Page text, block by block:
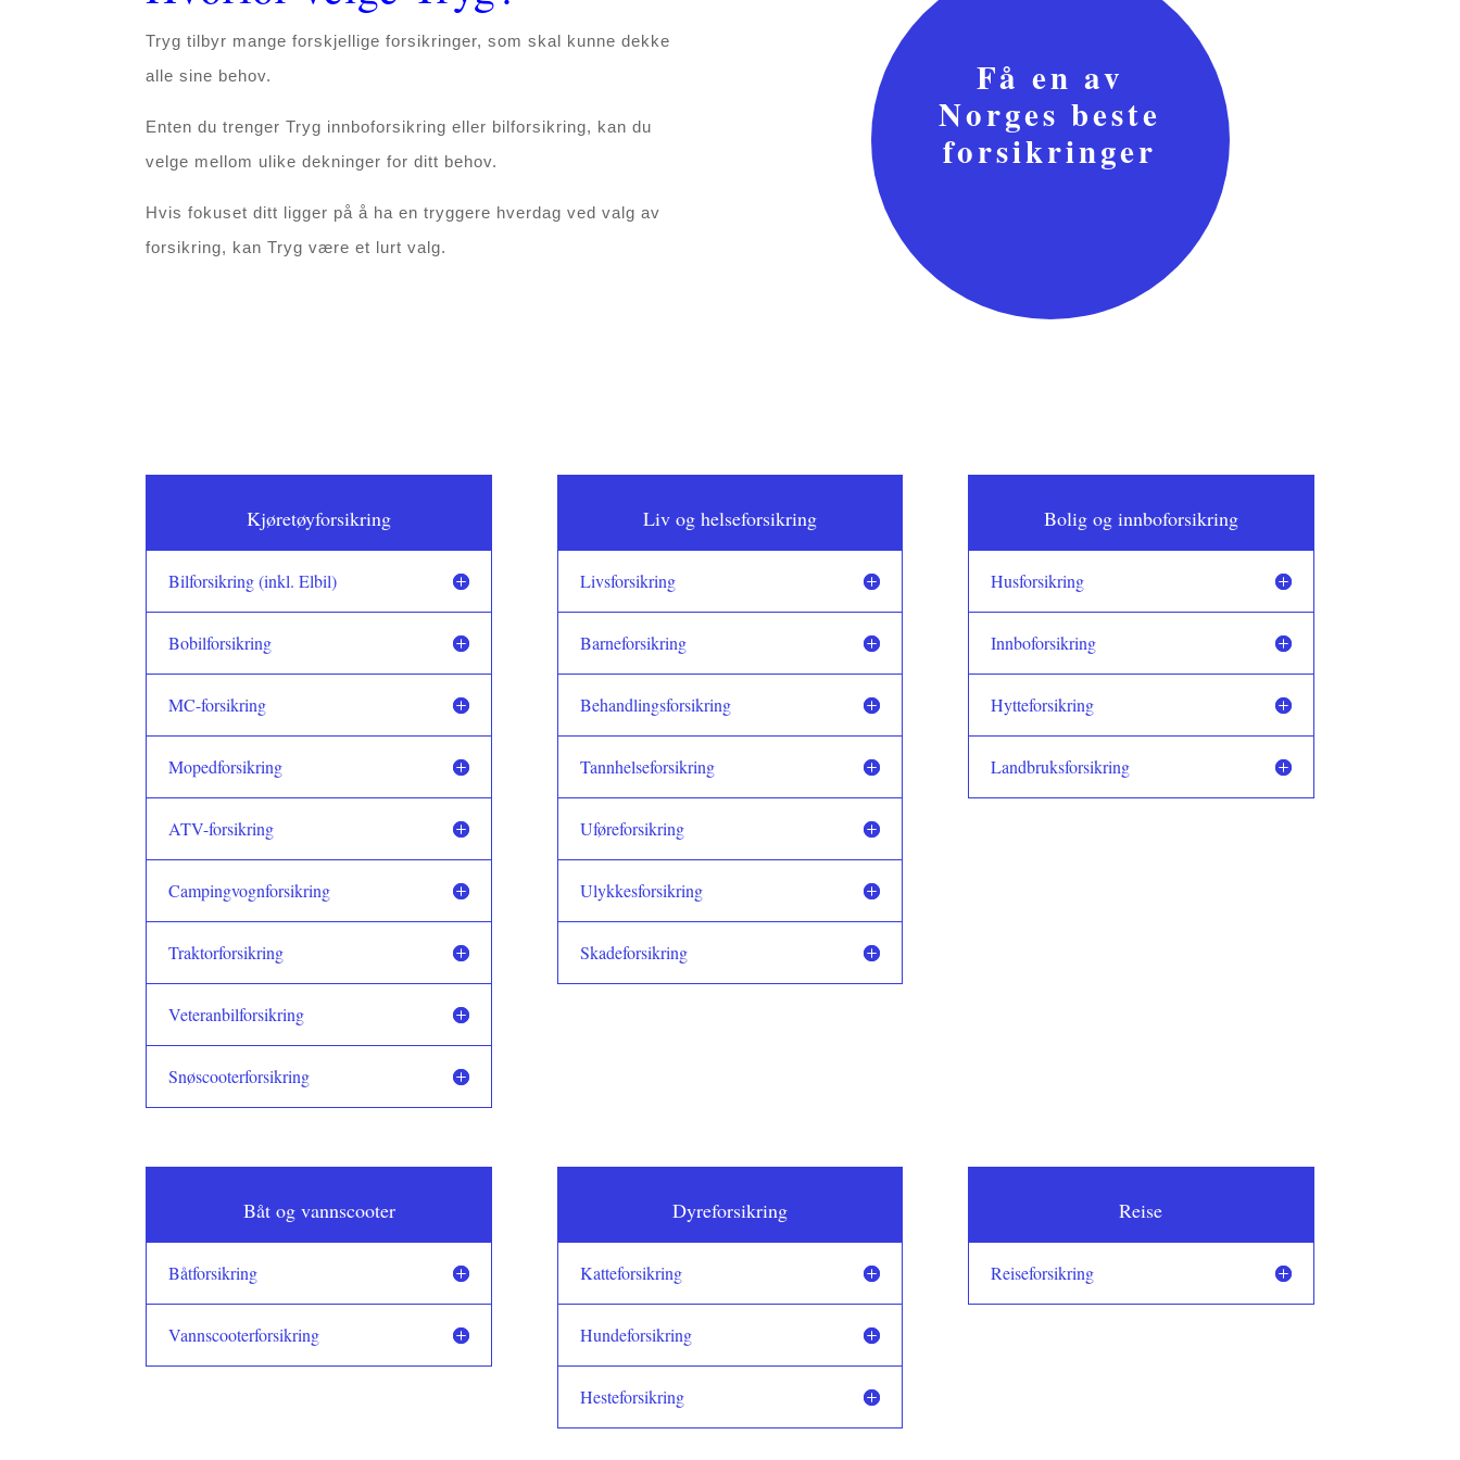
Tryg tilbyr mange forskjellige forsikringer, som skal kunne dekke
alle sine behov.
Enten du trenger Tryg innboforsikring eller bilforsikring, kan du
velge mellom ulike dekninger for ditt behov.
Hvis fokuset ditt ligger på å ha en tryggere hverdag ved valg av
forsikring, kan Tryg være et lurt valg.
Få en av
Norges beste
forsikringer
Kjøretøyforsikring
Bilforsikring (inkl. Elbil)
Bobilforsikring
MC-forsikring
Mopedforsikring
ATV-forsikring
Campingvognforsikring
Traktorforsikring
Veteranbilforsikring
Snøscooterforsikring
Liv og helseforsikring
Livsforsikring
Barneforsikring
Behandlingsforsikring
Tannhelseforsikring
Uføreforsikring
Ulykkesforsikring
Skadeforsikring
Bolig og innboforsikring
Husforsikring
Innboforsikring
Hytteforsikring
Landbruksforsikring
Båt og vannscooter
Båtforsikring
Vannscooterforsikring
Dyreforsikring
Katteforsikring
Hundeforsikring
Hesteforsikring
Reise
Reiseforsikring